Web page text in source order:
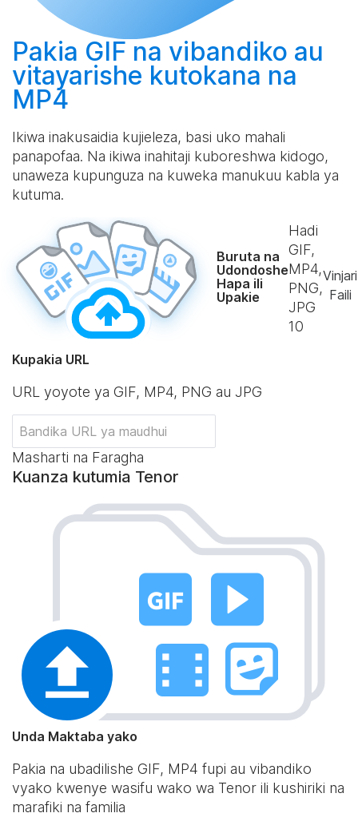
Pakia GIF na vibandiko au
vitayarishe kutokana na
MP4
Ikiwa inakusaidia kujieleza, basi uko mahali
panapofaa. Na ikiwa inahitaji kuboreshwa kidogo,
unaweza kupunguza na kuweka manukuu kabla ya
kutuma.
Buruta na
Udondoshe
Hapa ili
Upakie
Hadi
GIF,
MP4,
PNG,
JPG
10
Vinjari
Faili
Kupakia URL
URL yoyote ya GIF, MP4, PNG au JPG
Masharti na Faragha
Kuanza kutumia Tenor
Unda Maktaba yako
Pakia na ubadilishe GIF, MP4 fupi au vibandiko
vyako kwenye wasifu wako wa Tenor ili kushiriki na
marafiki na familia